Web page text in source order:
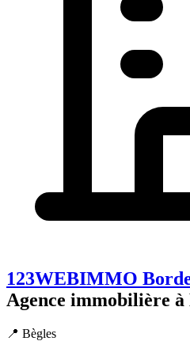
123WEBIMMO
Agence immobilière à
📍 Bègles